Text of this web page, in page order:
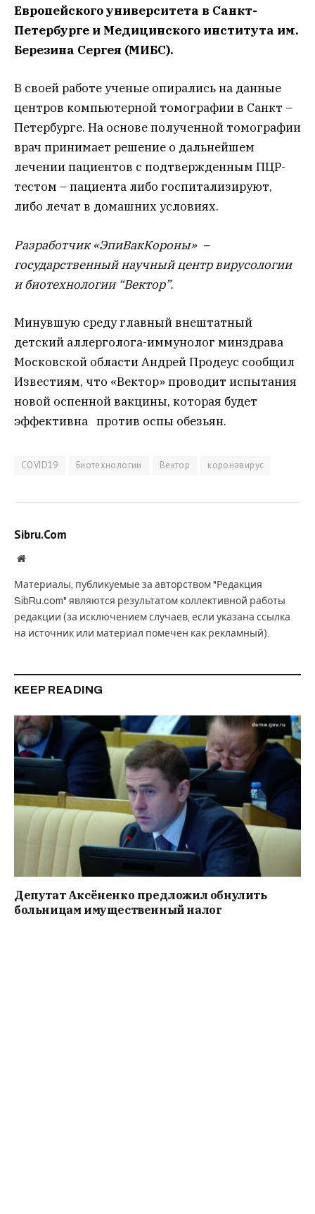
Европейского университета в Санкт-
Петербурге и Медицинского института им.
Березина Сергея (МИБС).
В своей работе ученые опирались на данные
центров компьютерной томографии в Санкт –
Петербурге. На основе полученной томографии
врач принимает решение о дальнейшем
лечении пациентов с подтвержденным ПЦР-
тестом – пациента либо госпитализируют,
либо лечат в домашних условиях.
Разработчик «ЭпиВакКороны» –
государственный научный центр вирусологии
и биотехнологии “Вектор”.
Минувшую среду главный внештатный
детский аллерголога-иммунолог минздрава
Московской области Андрей Продеус сообщил
Известиям, что «Вектор» проводит испытания
новой оспенной вакцины, которая будет
эффективна против оспы обезьян.
COVID19 Биотехнологии Вектор коронавирус
Sibru.Com
Website
Материалы, публикуемые за авторством "Редакция
SibRu.com" являются результатом коллективной работы
редакции (за исключением случаев, если указана ссылка
на источник или материал помечен как рекламный).
KEEP READING
Депутат Аксёненко предложил обнулить
больницам имущественный налог